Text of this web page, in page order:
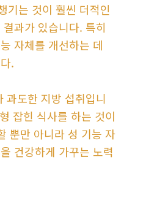
기는 것이 훨씬 더적인
과가 있습니다. 특히
자체를 개선하는 데
.
과도한 지방 섭취입니
잡힌 식사를 하는 것이
뿐만 아니라 성 기능 자
건강하게 가꾸는 노력